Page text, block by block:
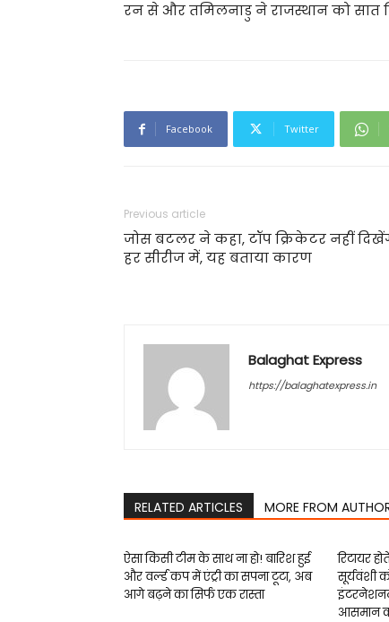
रन से और तमिलनाडु ने राजस्थान को सात
Facebook Twitter
Previous article
जोस बटलर ने कहा, टॉप क्रिकेटर नहीं
हर सीरीज में, यह बताया कारण
Balaghat Express
https://balaghatexpress.in
RELATED ARTICLES MORE FROM
ऐसा किसी टीम के साथ ना हो! बारिश हुई
और वर्ल्ड कप में एंट्री का सपना टूटा, अब
आगे बढ़ने का सिर्फ एक रास्ता
रिटायर
सूर्यवंशी
आसमान